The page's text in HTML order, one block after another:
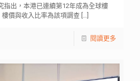
指出，本港已連續第12年成為全球樓
價與收入比率為該項調查[…]
閱讀更多